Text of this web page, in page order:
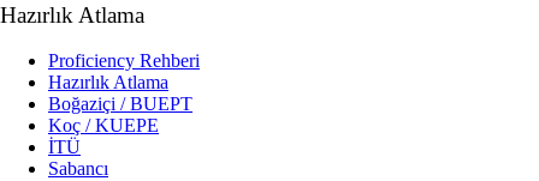
Hazırlık Atlama
Proficiency Rehberi
Hazırlık Atlama
Boğaziçi / BUEPT
Koç / KUEPE
İTÜ
Sabancı